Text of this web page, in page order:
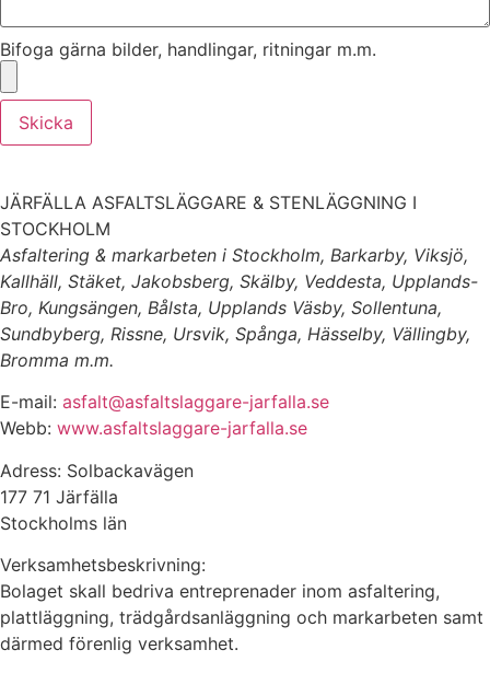
Bifoga gärna bilder, handlingar, ritningar m.m.
Skicka
JÄRFÄLLA ASFALTSLÄGGARE & STENLÄGGNING I
STOCKHOLM
Asfaltering & markarbeten i Stockholm, Barkarby, Viksjö,
Kallhäll, Stäket, Jakobsberg, Skälby, Veddesta, Upplands-
Bro, Kungsängen, Bålsta, Upplands Väsby, Sollentuna,
Sundbyberg, Rissne, Ursvik, Spånga, Hässelby, Vällingby,
Bromma m.m.
E-mail: asfalt@asfaltslaggare-jarfalla.se
Webb: www.asfaltslaggare-jarfalla.se
Adress: Solbackavägen
177 71 Järfälla
Stockholms län
Verksamhetsbeskrivning:
Bolaget skall bedriva entreprenader inom asfaltering,
plattläggning, trädgårdsanläggning och markarbeten samt
därmed förenlig verksamhet.